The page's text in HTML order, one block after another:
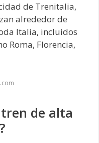
de Trenitalia,
alrededor de
Italia, incluidos
Roma, Florencia,
tren de alta